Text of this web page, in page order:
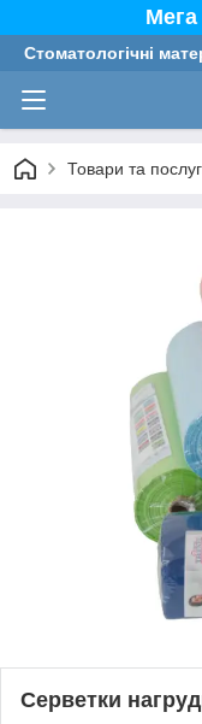
Стоматологічні
Товари та
Серветки